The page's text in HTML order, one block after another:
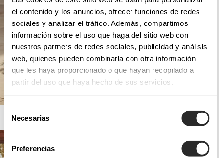
el contenido y los anuncios, ofrecer funciones de redes
sociales y analizar el tráfico. Además, compartimos
información sobre el uso que haga del sitio web con
nuestros partners de redes sociales, publicidad y análisis
web, quienes pueden combinarla con otra información
que les haya proporcionado o que hayan recopilado a
partir del uso que haya hecho de sus servicios.
consentimiento
Necesarias
Preferencias
AIRE BARCELONA